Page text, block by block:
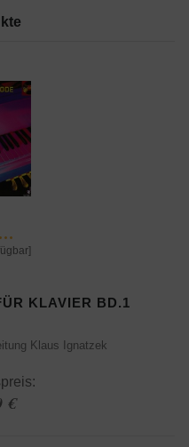
KLAVIER BD.1
Klaus Ignatzek
€